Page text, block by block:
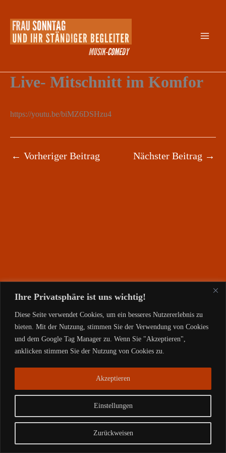
Ihre Privatsphäre ist uns wichtig!
Diese Seite verwendet Cookies, um ein besseres Nutzererlebnis zu
bieten. Mit der Nutzung, stimmen Sie der Verwendung von Cookies
und dem Google Tag Manager zu. Wenn Sie "Akzeptieren",
anklicken stimmen Sie der Nutzung von Cookies zu.
Einstellungen
Zurückweisen
Akzeptieren
Inhalt
springen
Live- Mitschnitt im Komfor
https://youtu.be/biMZ6DSHzu4
← Vorheriger Beitrag Nächster Beitrag →
Copyright © 2026 |
Impressum- Datenschutz